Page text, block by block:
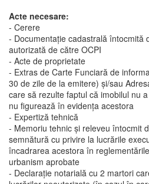
Acte necesare:
- Cerere
- Documentație cadastrală întocmită
autorizată de către OCPI
- Acte de proprietate
- Extras de Carte Funciară de
30 de zile de la emitere) și/sau
care să rezulte faptul că imobilul nu
nu figurează în evidența acestora
- Expertiză tehnică
- Memoriu tehnic și releveu întocmit
semnătură cu privire la lucrările
încadrarea acestora în
urbanism aprobate
- Declarație notarială cu 2 martori